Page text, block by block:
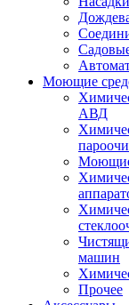
Моющие
АВД
Моющие
машин
Прочее